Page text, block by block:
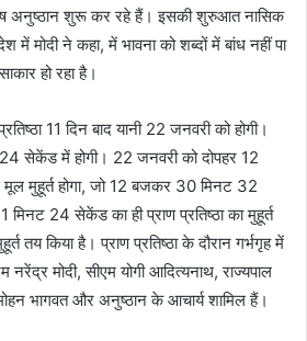
अनुष्ठान शुरू कर रहे हैं। इसकी शुरुआत नासिक
ने कहा, में भावना को शब्दों में बांध नहीं पा
हो रहा है।
11 दिन बाद यानी 22 जनवरी को होगी।
24 सेकेंड में होगी। 22 जनवरी को दोपहर 12
मुहूर्त होगा, जो 12 बजकर 30 मिनट 32
24 सेकेंड का ही प्राण प्रतिष्ठा का मुहूर्त
तय किया है। प्राण प्रतिष्ठा के दौरान गर्भगृह में
मोदी, सीएम योगी आदित्यनाथ, राज्यपाल
भागवत और अनुष्ठान के आचार्य शामिल हैं।